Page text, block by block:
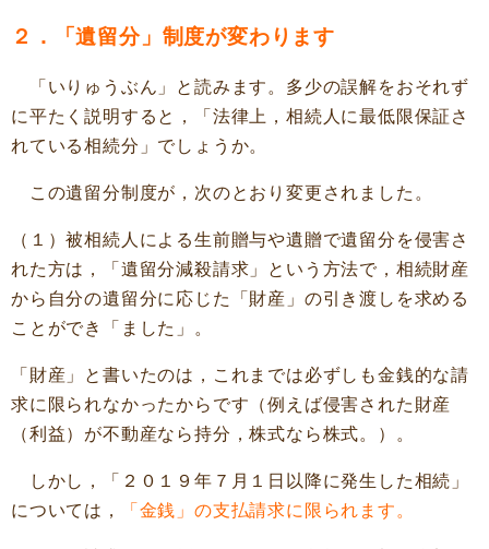
２．「遺留分」制度が変わります
「いりゅうぶん」と読みます。多少の誤解をおそれず
に平たく説明すると，「法律上，相続人に最低限保証さ
れている相続分」でしょうか。
この遺留分制度が，次のとおり変更されました。
（１）被相続人による生前贈与や遺贈で遺留分を侵害さ
れた方は，「遺留分減殺請求」という方法で，相続財産
から自分の遺留分に応じた「財産」の引き渡しを求める
ことができ「ました」。
「財産」と書いたのは，これまでは必ずしも金銭的な請
求に限られなかったからです（例えば侵害された財産
（利益）が不動産なら持分，株式なら株式。）。
しかし，「２０１９年７月１日以降に発生した相続」
については，
「金銭」の支払請求に限られます。